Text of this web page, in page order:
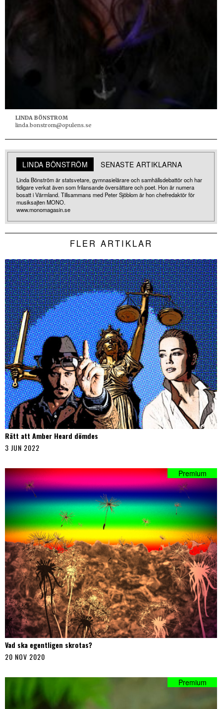
LINDA BÖNSTROM
linda.bonstrom@opulens.se
LINDA BÖNSTRÖM SENASTE ARTIKLARNA
Linda Bönström är statsvetare, gymnasielärare och samhällsdebattör och har
tidigare verkat även som frilansande översättare och poet. Hon är numera
bosatt i Värmland. Tillsammans med Peter Sjöblom är hon chefredaktör för
musiksajten MONO.
www.monomagasin.se
FLER ARTIKLAR
Rätt att Amber Heard dömdes
3 JUN 2022
Vad ska egentligen skrotas?
20 NOV 2020